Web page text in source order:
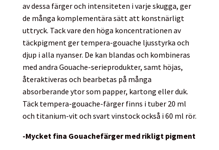
av dessa färger och intensiteten i varje skugga, ger
de många komplementära sätt att konstnärligt
uttryck. Tack vare den höga koncentrationen av
täckpigment ger tempera-gouache ljusstyrka och
djup i alla nyanser. De kan blandas och kombineras
med andra Gouache-serieprodukter, samt höjas,
återaktiveras och bearbetas på många
absorberande ytor som papper, kartong eller duk.
Täck tempera-gouache-färger finns i tuber 20 ml
och titanium-vit och svart vinstock också i 60 ml rör.
-Mycket fina Gouachefärger med rikligt pigment